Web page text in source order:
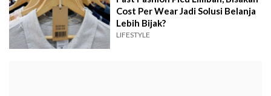
Cost Per Wear Jadi Solusi Belanja
Lebih Bijak?
LIFESTYLE